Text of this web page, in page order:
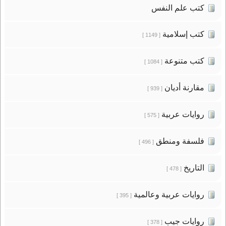
كتب علم النفس
كتب إسلامية[ 1149 ]
كتب متنوعة[ 1084 ]
مقارنة أديان[ 939 ]
روايات عربية[ 575 ]
فلسفة ومنطق[ 496 ]
التاريخ[ 478 ]
روايات عربية وعالمية[ 395 ]
روايات جيب[ 378 ]